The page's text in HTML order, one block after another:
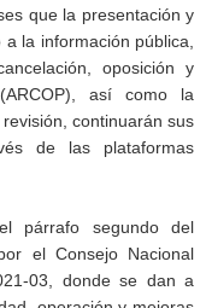
que la presentación y
la información pública,
oposición y
así como la
continuarán sus
de las plataformas
párrafo segundo del
el Consejo Nacional
03, donde se dan a